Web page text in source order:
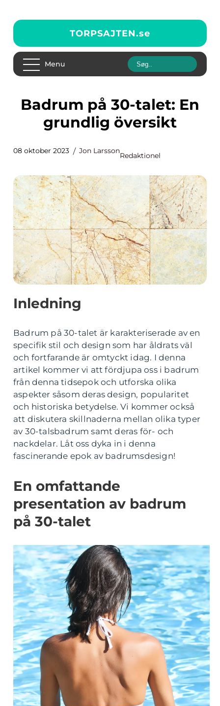
TORPSAJTEN.se
Menu
Badrum på 30-talet: En
grundlig översikt
08 oktober 2023 Jon Larsson
Redaktionel
Inledning
Badrum på 30-talet är karakteriserade av en
specifik stil och design som har åldrats väl
och fortfarande är omtyckt idag. I denna
artikel kommer vi att fördjupa oss i badrum
från denna tidsepok och utforska olika
aspekter såsom deras design, popularitet
och historiska betydelse. Vi kommer också
att diskutera skillnaderna mellan olika typer
av 30-talsbadrum samt deras för- och
nackdelar. Låt oss dyka in i denna
fascinerande epok av badrumsdesign!
En omfattande
presentation av badrum
på 30-talet